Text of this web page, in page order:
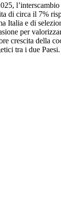
di circa il 7%
Italia e di
per
crescita della
tra i due